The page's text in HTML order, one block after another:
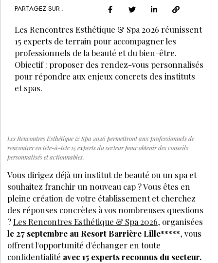
PARTAGEZ SUR :
Les Rencontres Esthétique & Spa 2026 réunissent
15 experts de terrain pour accompagner les
professionnels de la beauté et du bien-être.
Objectif : proposer des rendez-vous personnalisés
pour répondre aux enjeux concrets des instituts
et spas.
Les Rencontres Esthétique & Spa 2026 permettront aux professionnels de
rencontrer en tête-à-tête 15 experts du secteur pour obtenir des conseils
personnalisés et actionnables.
Vous dirigez déjà un institut de beauté ou un spa et
souhaitez franchir un nouveau cap ? Vous êtes en
pleine création de votre établissement et cherchez
des réponses concrètes à vos nombreuses questions
?Les Rencontres Esthétique & Spa 2026, organisées
le 27 septembre au Resort Barrière Lille*****, vous
offrent l'opportunité d'échanger en toute
confidentialité avec 15 experts reconnus du secteur.